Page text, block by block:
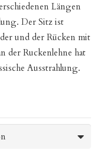
Längen
Der Sitz ist
und der Rücken mit
der Ruckenlehne hat
Ausstrahlung.